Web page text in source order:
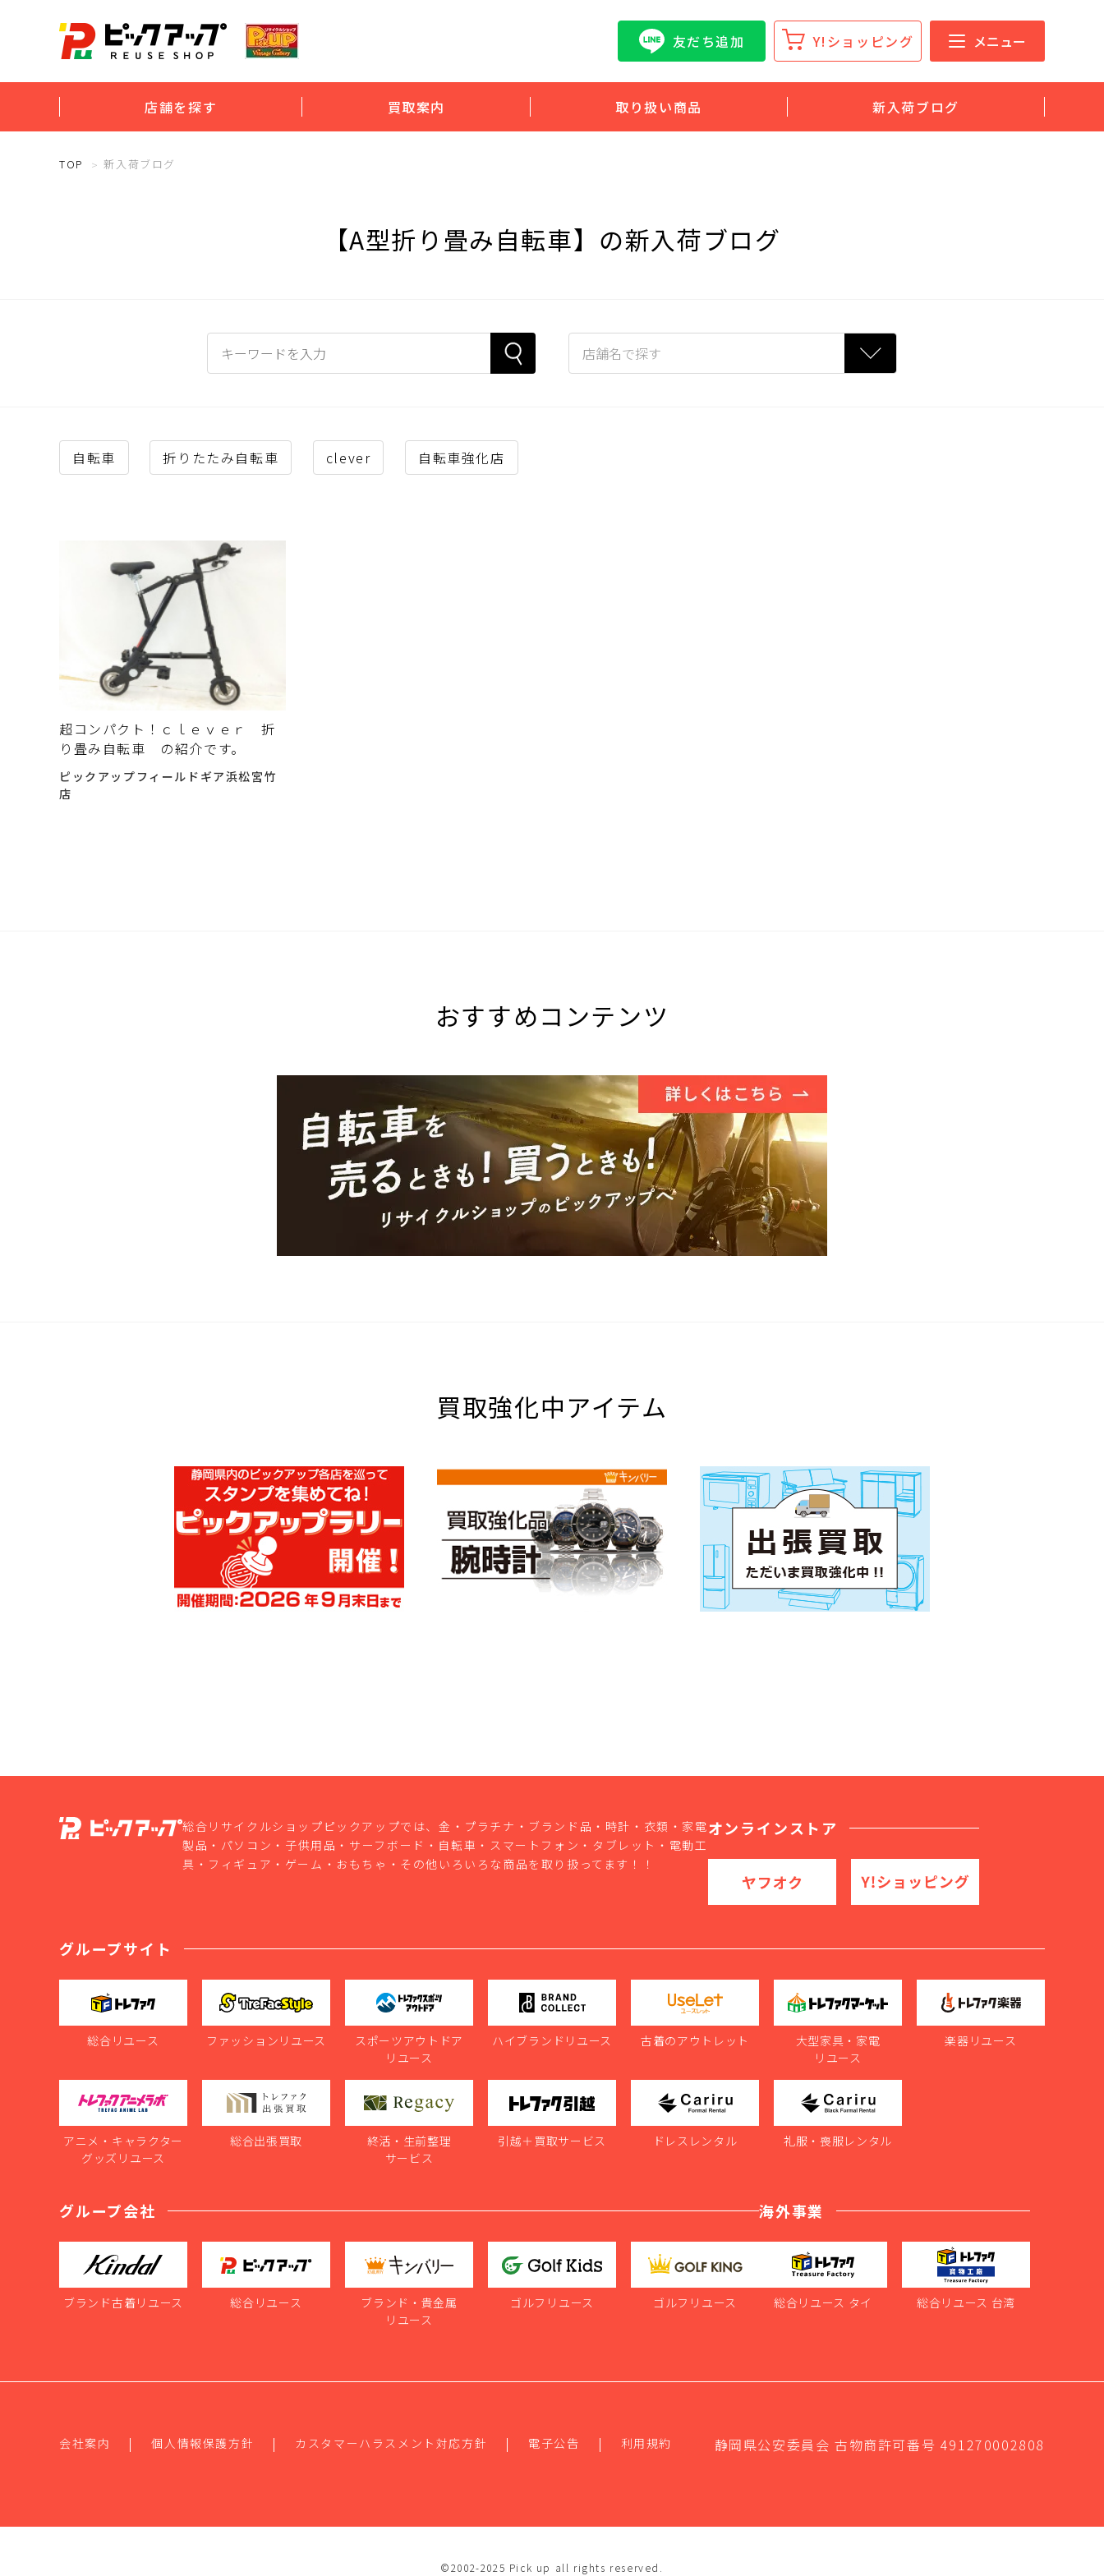
友だち追加 Y!ショッピング メニュー
店舗を探す 買取案内 取り扱い商品 新入荷ブログ
TOP 新入荷ブログ
【A型折り畳み自転車】の新入荷ブログ
自転車 折りたたみ自転車 clever 自転車強化店
超コンパクト！ｃｌｅｖｅｒ 折
り畳み自転車 の紹介です。
ピックアップフィールドギア浜松宮竹
店
おすすめコンテンツ
買取強化中アイテム
総合リサイクルショップピックアップでは、金・プラチナ・ブランド品・時計・衣類・家電
製品・パソコン・子供用品・サーフボード・自転車・スマートフォン・タブレット・電動工
具・フィギュア・ゲーム・おもちゃ・その他いろいろな商品を取り扱ってます！！
オンラインストア
グループサイト
総合リユース ファッションリユース
スポーツアウトドア
リユース
ハイブランドリユース 古着のアウトレット
大型家具・家電
リユース
楽器リユース
アニメ・キャラクター
グッズリユース
総合出張買取
終活・生前整理
サービス
引越＋買取サービス ドレスレンタル 礼服・喪服レンタル
グループ会社
ブランド古着リユース 総合リユース
ブランド・貴金属
リユース
ゴルフリユース ゴルフリユース
海外事業
総合リユース タイ 総合リユース 台湾
会社案内 個人情報保護方針 カスタマーハラスメント対応方針 電子公告 利用規約 静岡県公安委員会 古物商許可番号 491270002808
©2002-2025 Pick up all rights reserved.